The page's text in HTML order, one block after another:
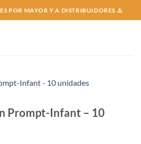
POR MAYOR Y A DISTRIBUIDORES ⚠️
Prompt-Infant – 10